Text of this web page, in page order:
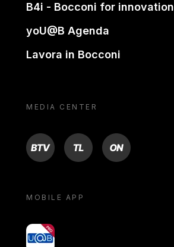
B4i - Bocconi for innovation
yoU@B Agenda
Lavora in Bocconi
MEDIA CENTER
BTV TL ON
MOBILE APP
yoU@B